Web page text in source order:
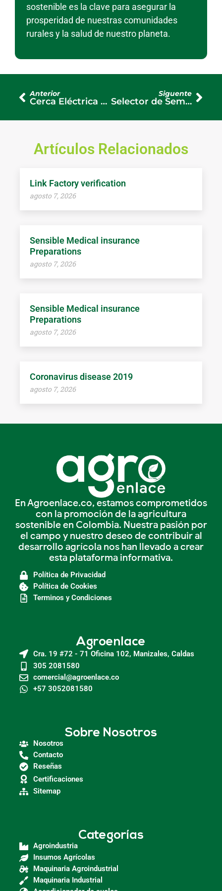
sostenible es la clave para asegurar la
prosperidad de nuestras comunidades
rurales y la salud de nuestro planeta.
Anterior
Cerca Eléctrica para Ganado: ¿Cuánto Consume y Cómo Calcular el Costo?
Siguente
Selector de Semilla de Pasto para Ganadería: clima, suelo y objetivo
Artículos Relacionados
Link Factory verification
agosto 7, 2026
Sensible Medical insurance
Preparations
agosto 7, 2026
Sensible Medical insurance
Preparations
agosto 7, 2026
Coronavirus disease 2019
agosto 7, 2026
En Agroenlace.co, estamos comprometidos
con la promoción de la agricultura
sostenible en Colombia. Nuestra pasión por
el campo y nuestro deseo de contribuir al
desarrollo agrícola nos han llevado a crear
esta plataforma informativa.
Política de Privacidad
Política de Cookies
Terminos y Condiciones
Agroenlace
Cra. 19 #72 - 71 Oficina 102, Manizales, Caldas
305 2081580
comercial@agroenlace.co
+57 3052081580
Sobre Nosotros
Nosotros
Contacto
Reseñas
Certificaciones
Sitemap
Categorías
Agroindustria
Insumos Agrícolas
Maquinaria Agroindustrial
Maquinaria Industrial